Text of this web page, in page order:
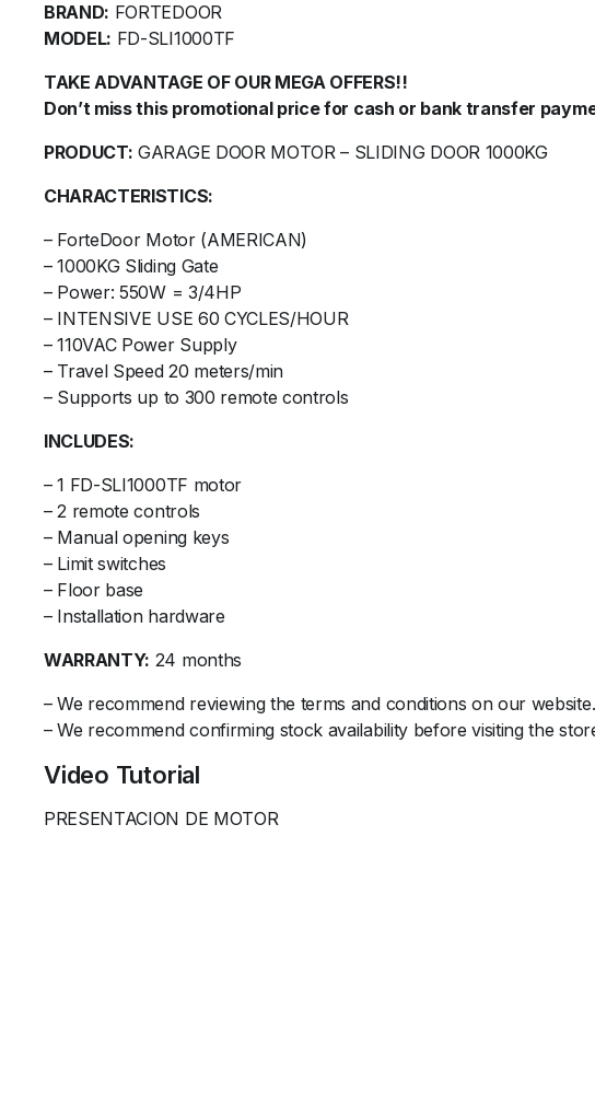
BRAND: FORTEDOOR
MODEL: FD-SLI1000TF
TAKE ADVANTAGE OF OUR MEGA OFFERS!!
Don’t miss this promotional price for cash or bank transfer
PRODUCT: GARAGE DOOR MOTOR – SLIDING DOOR 1000KG
CHARACTERISTICS:
– ForteDoor Motor (AMERICAN)
– 1000KG Sliding Gate
– Power: 550W = 3/4HP
– INTENSIVE USE 60 CYCLES/HOUR
– 110VAC Power Supply
– Travel Speed ​​20 meters/min
– Supports up to 300 remote controls
INCLUDES:
– 1 FD-SLI1000TF motor
– 2 remote controls
– Manual opening keys
– Limit switches
– Floor base
– Installation hardware
WARRANTY: 24 months
– We recommend reviewing the terms and conditions on our website.
– We recommend confirming stock availability before visiting the
Video Tutorial
PRESENTACION DE MOTOR